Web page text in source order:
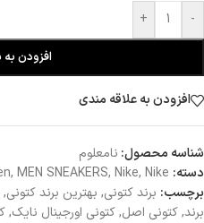
-
+
افزودن
افزودن به علاقه مندی
شناسه محصول: نامعلوم
دسته:
, MEN SNEAKERS, Nike, Nike
برچسب: برند کتونی, بهترین برند کتونی,
برند,کتونی اصل,کتونی اورجینال نایک,